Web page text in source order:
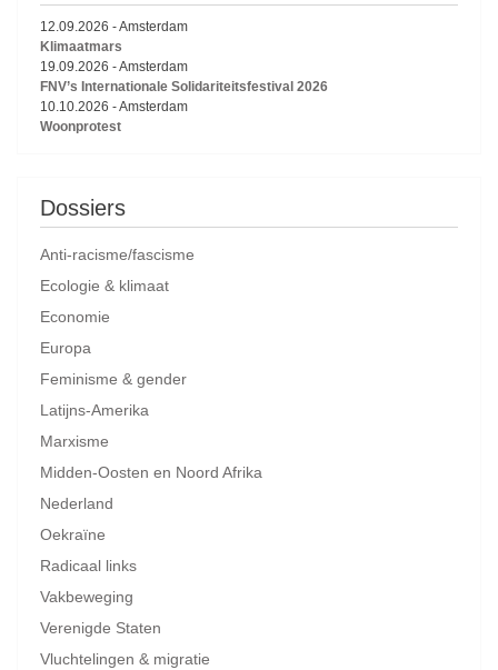
12.09.2026 -Amsterdam
Klimaatmars
19.09.2026 -Amsterdam
FNV’s Internationale Solidariteitsfestival 2026
10.10.2026 -Amsterdam
Woonprotest
Dossiers
Anti-racisme/fascisme
Ecologie & klimaat
Economie
Europa
Feminisme & gender
Latijns-Amerika
Marxisme
Midden-Oosten en Noord Afrika
Nederland
Oekraïne
Radicaal links
Vakbeweging
Verenigde Staten
Vluchtelingen & migratie